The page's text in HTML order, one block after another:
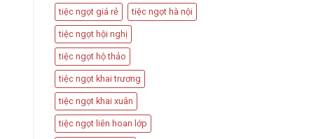
tiệc ngọt giá rẻ tiệc ngọt hà nội
tiệc ngọt hội nghị
tiệc ngọt hộ thảo
tiệc ngọt khai trương
tiệc ngọt khai xuân
tiệc ngọt liên hoan lớp